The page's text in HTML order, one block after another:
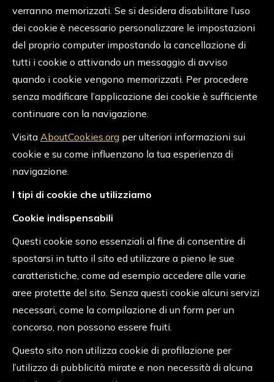
verranno memorizzati. Se si desidera disabilitare l’uso
dei cookie è necessario personalizzare le impostazioni
del proprio computer impostando la cancellazione di
tutti i cookie o attivando un messaggio di avviso
quando i cookie vengono memorizzati. Per procedere
senza modificare l’applicazione dei cookie è sufficiente
continuare con la navigazione.
Visita AboutCookies.org per ulteriori informazioni sui
cookie e su come influenzano la tua esperienza di
navigazione.
I tipi di cookie che utilizziamo
Cookie indispensabili
Questi cookie sono essenziali al fine di consentire di
spostarsi in tutto il sito ed utilizzare a pieno le sue
caratteristiche, come ad esempio accedere alle varie
aree protette del sito. Senza questi cookie alcuni servizi
necessari, come la compilazione di un form per un
concorso, non possono essere fruiti.
Questo sito non utilizza cookie di profilazione per
l’utilizzo di pubblicità mirate e non necessità di alcuna